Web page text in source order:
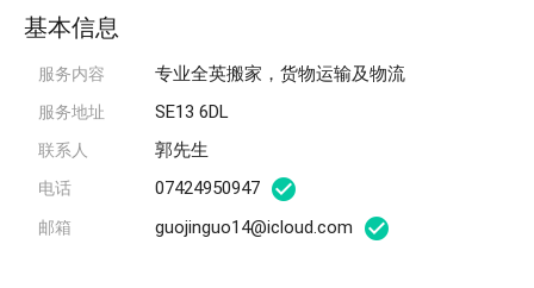
基本信息
服务内容 专业全英搬家，货物运输及物流
服务地址 SE13 6DL
联系人 郭先生
电话 07424950947
邮箱 guojinguo14@icloud.com